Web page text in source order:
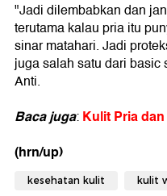
"Jadi dilembabkan dan
terutama kalau pria itu
sinar matahari. Jadi
juga salah satu dari basic
Anti.
Baca juga:Kulit Pria
(hrn/up)
kesehatan kulit kulit